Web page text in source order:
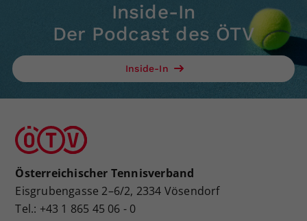
Inside-In
Der Podcast des ÖTV
Inside-In
Österreichischer Tennisverband
Eisgrubengasse 2–6/2, 2334 Vösendorf
Tel.: +43 1 865 45 06 - 0